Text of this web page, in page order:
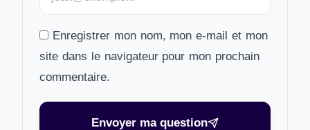
Enregistrer mon nom, mon e-mail et mon
site dans le navigateur pour mon prochain
commentaire.
Envoyer ma question